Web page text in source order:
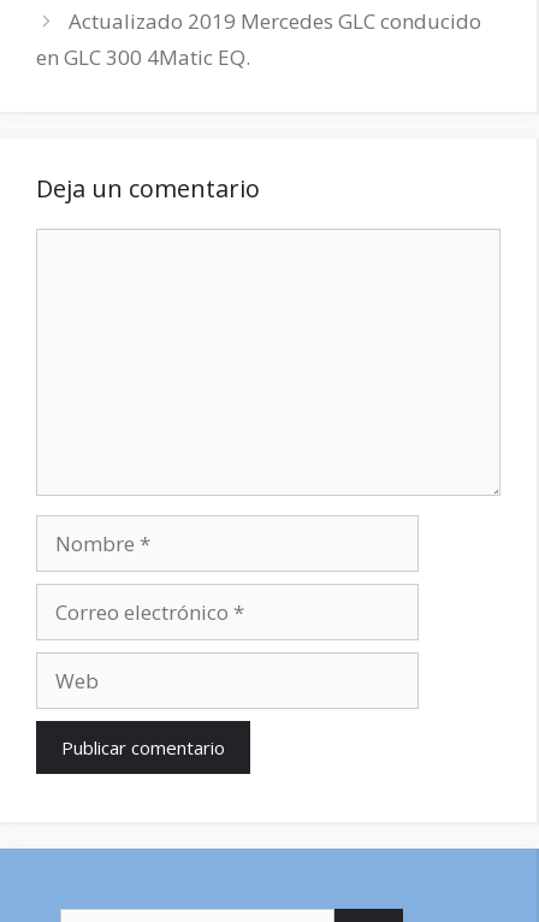
Actualizado 2019 Mercedes GLC conducido
en GLC 300 4Matic EQ.
Deja un comentario
electrónico